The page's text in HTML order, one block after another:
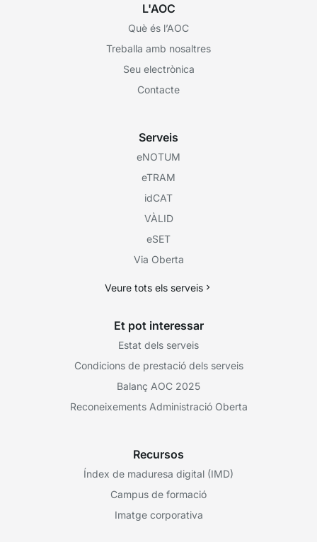
L'AOC
Què és l’AOC
Treballa amb nosaltres
Seu electrònica
Contacte
Serveis
eNOTUM
eTRAM
idCAT
VÀLID
eSET
Via Oberta
Veure tots els serveis
Et pot interessar
Estat dels serveis
Condicions de prestació dels serveis
Balanç AOC 2025
Reconeixements Administració Oberta
Recursos
Índex de maduresa digital (IMD)
Campus de formació
Imatge corporativa